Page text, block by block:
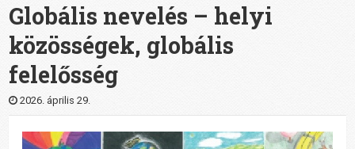
CSATLAKOZZ hozzánk!
Elérhetőségeink
1%
Segítsd a munkánkat!
Globális nevelés – helyi
közösségek, globális
felelősség
2026. április 29.